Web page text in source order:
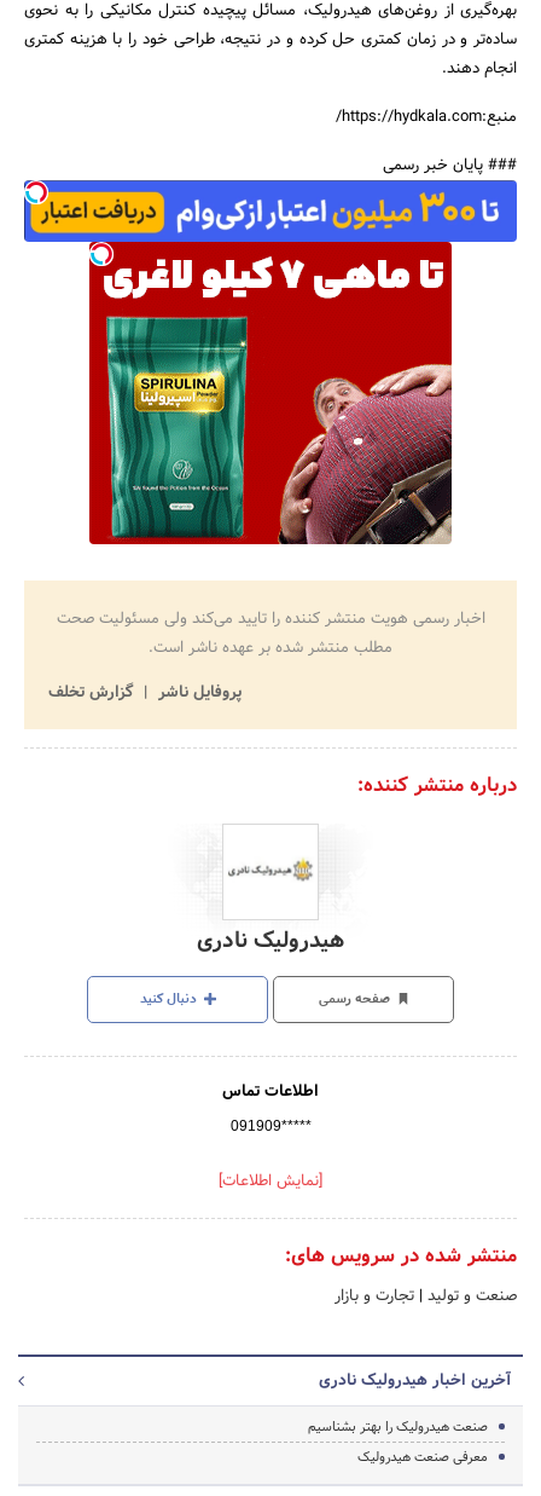
بهره‌گیری از روغن‌های هیدرولیک، مسائل پیچیده کنترل مکانیکی را به نحوی
ساده‌تر و در زمان کمتری حل کرده و در نتیجه، طراحی خود را با هزینه کمتری
انجام دهند.
منبع:https://hydkala.com/
### پایان خبر رسمی
اخبار رسمی هویت منتشر کننده را تایید می‌کند ولی مسئولیت صحت
مطلب منتشر شده بر عهده ناشر است.
پروفایل ناشر
گزارش تخلف
درباره منتشر کننده:
هیدرولیک نادری
صفحه رسمی دنبال کنید
اطلاعات تماس
091909*****
[نمایش اطلاعات]
منتشر شده در سرویس های:
صنعت و تولید | تجارت و بازار
آخرین اخبار هیدرولیک نادری
صنعت هیدرولیک را بهتر بشناسیم
معرفی صنعت هیدرولیک